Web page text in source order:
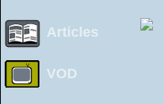
Articles
VOD